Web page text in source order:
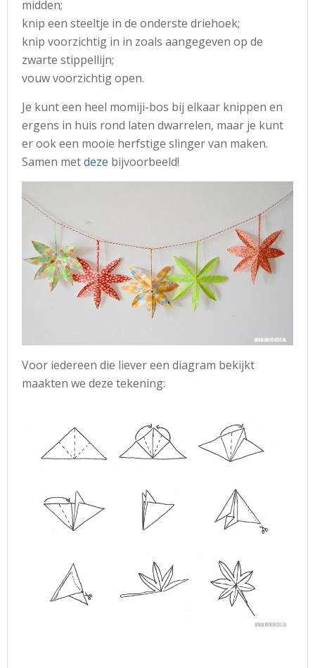
midden;
knip een steeltje in de onderste driehoek;
knip voorzichtig in in zoals aangegeven op de
zwarte stippellijn;
vouw voorzichtig open.
Je kunt een heel momiji-bos bij elkaar knippen en
ergens in huis rond laten dwarrelen, maar je kunt
er ook een mooie herfstige slinger van maken.
Samen metdeze bijvoorbeeld!
Voor iedereen die liever een diagram bekijkt
maakten we deze tekening: